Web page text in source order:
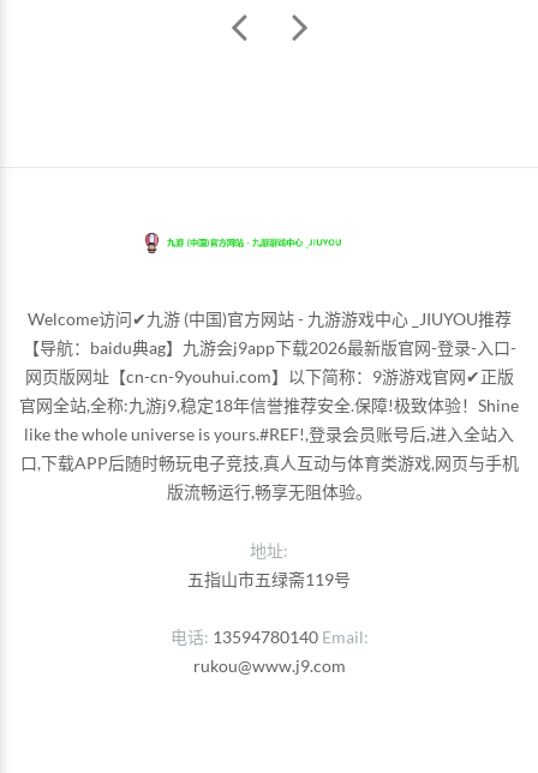
Welcome访问✔九游 (中国)官方网站 - 九游游戏中心 _JIUYOU推荐
【导航：baidu典ag】九游会j9app下载2026最新版官网-登录-入口-
网页版网址【cn-cn-9youhui.com】以下简称：9游游戏官网✔正版
官网全站,全称:九游j9,稳定18年信誉推荐安全.保障!极致体验！Shine
like the whole universe is yours.#REF!,登录会员账号后,进入全站入
口,下载APP后随时畅玩电子竞技,真人互动与体育类游戏,网页与手机
版流畅运行,畅享无阻体验。
地址:
五指山市五绿斋119号
电话 13594780140 Email
rukou@www.j9.com